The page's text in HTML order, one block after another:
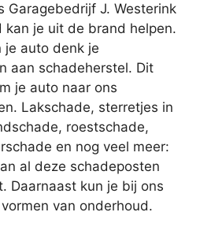
Garagebedrijf J. Westerink
kan je uit de brand helpen.
je auto denk je
aan schadeherstel. Dit
je auto naar ons
Lakschade, sterretjes in
roestschade,
en nog veel meer:
al deze schadeposten
Daarnaast kun je bij ons
van onderhoud.